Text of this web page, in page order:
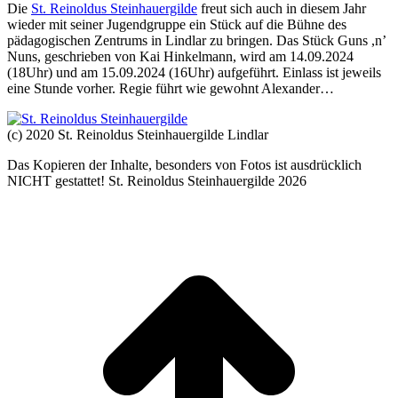
Die St. Reinoldus Steinhauergilde freut sich auch in diesem Jahr
wieder mit seiner Jugendgruppe ein Stück auf die Bühne des
pädagogischen Zentrums in Lindlar zu bringen. Das Stück Guns ,n’
Nuns, geschrieben von Kai Hinkelmann, wird am 14.09.2024
(18Uhr) und am 15.09.2024 (16Uhr) aufgeführt. Einlass ist jeweils
eine Stunde vorher. Regie führt wie gewohnt Alexander…
(c) 2020 St. Reinoldus Steinhauergilde Lindlar
Das Kopieren der Inhalte, besonders von Fotos ist ausdrücklich
NICHT gestattet! St. Reinoldus Steinhauergilde 2026